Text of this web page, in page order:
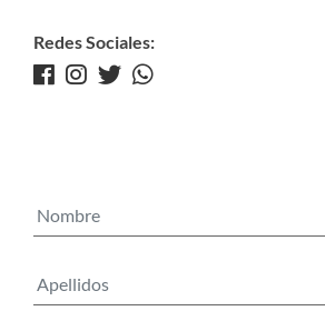
Redes Sociales: